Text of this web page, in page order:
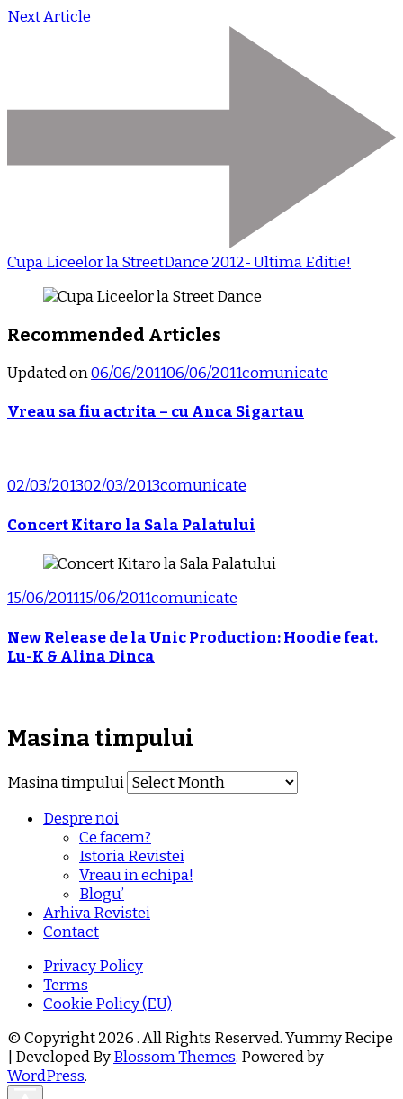
Next Article
Cupa Liceelor la StreetDance 2012- Ultima Editie!
Recommended Articles
Updated on06/06/201106/06/2011comunicate
Vreau sa fiu actrita – cu Anca Sigartau
02/03/201302/03/2013comunicate
Concert Kitaro la Sala Palatului
15/06/201115/06/2011comunicate
New Release de la Unic Production: Hoodie feat.
Lu-K & Alina Dinca
Masina timpului
Masina timpului
Despre noi
Ce facem?
Istoria Revistei
Vreau in echipa!
Blogu’
Arhiva Revistei
Contact
Privacy Policy
Terms
Cookie Policy (EU)
© Copyright 2026. All Rights Reserved.Yummy Recipe
| Developed ByBlossom Themes. Powered by
WordPress.